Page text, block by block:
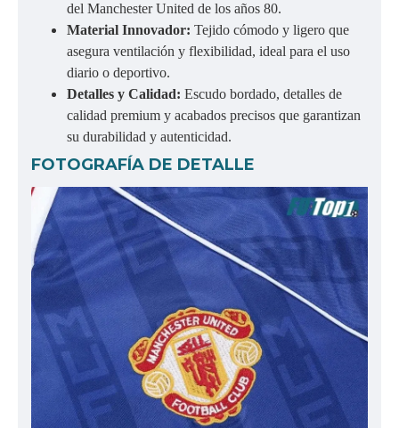
del Manchester United de los años 80.
Material Innovador: Tejido cómodo y ligero que
asegura ventilación y flexibilidad, ideal para el uso
diario o deportivo.
Detalles y Calidad: Escudo bordado, detalles de
calidad premium y acabados precisos que garantizan
su durabilidad y autenticidad.
FOTOGRAFÍA DE DETALLE